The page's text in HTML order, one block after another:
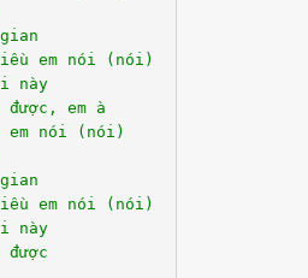
em nói (nói)
này
em à
em nói (nói)
em nói (nói)
này